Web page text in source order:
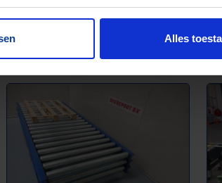
Alles
Zwaartekrachtrollenbaan - 1011352
B 1195 mm | L 2415 mm | Ø 50 mm |
h.o.h. 75 mm